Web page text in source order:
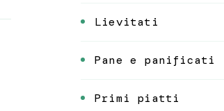
Lievitati
Pane e panificati
Primi piatti